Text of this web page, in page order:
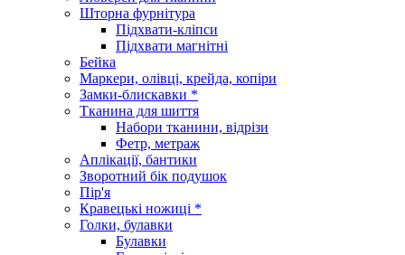
Шторна фурнітура
Підхвати-кліпси
Підхвати магнітні
Бейка
Маркери, олівці, крейда, копіри
Замки-блискавки *
Тканина для шиття
Набори тканини, відрізи
Фетр, метраж
Аплікації, бантики
Зворотний бік подушок
Пір'я
Кравецькі ножиці *
Голки, булавки
Булавки